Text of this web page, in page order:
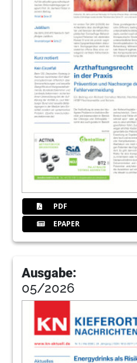
PDF
EPAPER
Ausgabe:
05/2026